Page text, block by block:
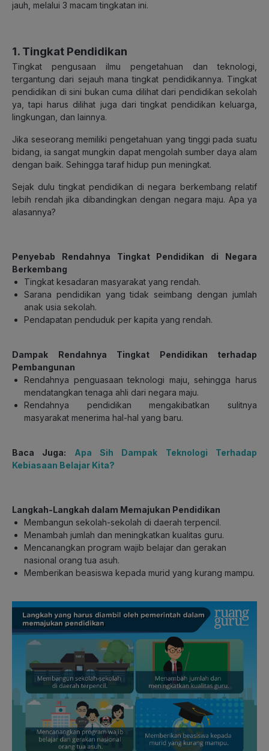
jauh, melalui 3 macam tingkatan ini.
1. Tingkat Pendidikan
Tingkat pengusaan ilmu pengetahuan dan teknologi,
tergantung dari sejauh mana tingkat pendidikannya. Tingkat
pendidikan di sini bukan cuma dilihat dari pendidikan sekolah
ya, tapi harus dilihat juga dari tingkat pendidikan keluarga,
lingkungan, dan lainnya.
Jika seseorang memiliki pengetahuan yang tinggi pada suatu
bidang, ia sangat mungkin dapat mengolah sumber daya alam
dengan baik. Sehingga taraf hidup pun meningkat.
Sejak dulu tingkat pendidikan di negara berkembang relatif
lebih rendah jika dibandingkan dengan negara maju. Apa ya
alasannya?
Penyebab Rendahnya Tingkat Pendidikan di Negara
Berkembang
Tingkat kesadaran masyarakat yang rendah.
Sarana pendidikan yang tidak seimbang dengan jumlah
anak usia sekolah.
Pendapatan penduduk per kapita yang rendah.
Dampak Rendahnya Tingkat Pendidikan terhadap
Pembangunan
Rendahnya penguasaan teknologi maju, sehingga harus
mendatangkan tenaga ahli dari negara maju.
Rendahnya pendidikan mengakibatkan sulitnya
masyarakat menerima hal-hal yang baru.
Baca Juga: Apa Sih Dampak Teknologi Terhadap
Kebiasaan Belajar Kita?
Langkah-Langkah dalam Memajukan Pendidikan
Membangun sekolah-sekolah di daerah terpencil.
Menambah jumlah dan meningkatkan kualitas guru.
Mencanangkan program wajib belajar dan gerakan
nasional orang tua asuh.
Memberikan beasiswa kepada murid yang kurang mampu.